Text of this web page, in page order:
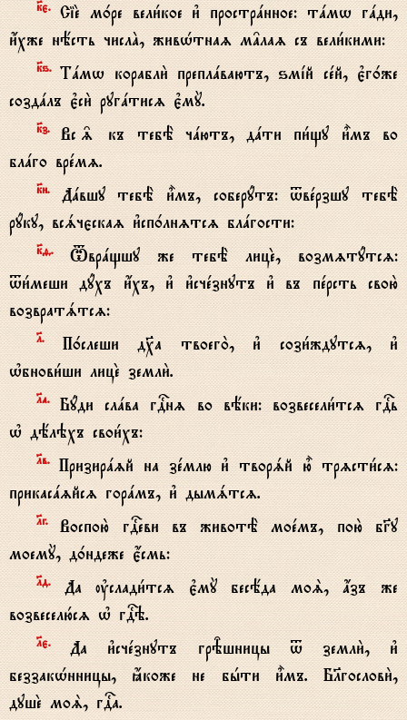
к7є.СіE м0ре вели1кое и3 прострaнное: тaмw гaди,
и4хже нёсть числA, живHтнаz м†лаz съ вели1кими:
к7ѕ.Тaмw корабли2 преплaваютъ, ѕмjй сeй, є3г0же
создaлъ є3си2 ругaтисz є3мY.
к7з.Вс‰ къ тебЁ чaютъ, дaти пи1щу и5мъ во
блaго врeмz.
к7и.Дaвшу тебЁ и5мъ, соберyтъ: tвeрзшу тебЁ
рyку, всsчєскаz и3сп0лнzтсz блaгости:
к7f.Tврaщшу же тебЁ лицE, возмzтyтсz:
tи1меши дyхъ и4хъ, и3 и3счeзнутъ и3 въ пeрсть свою2
возвратsтсz:
l.П0слеши д¦а твоего2, и3 сози1ждутсz, и3
њбнови1ши лицE земли2.
lа.Бyди слaва гDнz во вёки: возвесели1тсz гDь
њ дёлэхъ свои1хъ:
lв.Призирazй на зeмлю и3 творsй ю5 трzсти1сz:
прикасazйсz горaмъ, и3 дымsтсz.
lг.Воспою2 гDеви въ животЁ моeмъ, пою2 бGу
моемY, д0ндеже є4смь:
lд.Да ўслади1тсz є3мY бесёда моS, ѓзъ же
возвеселю1сz њ гDэ.
lє.Да и3счeзнутъ грBшницы t земли2, и3
беззакHнницы, ћкоже не бhти и5мъ. Бlгослови2,
душE моS, гDа.